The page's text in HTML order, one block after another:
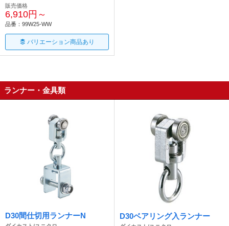
販売価格
6,910円～
品番：99W25-WW
バリエーション商品あり
ランナー・金具類
D30間仕切用ランナーN D30ベアリング入ランナー